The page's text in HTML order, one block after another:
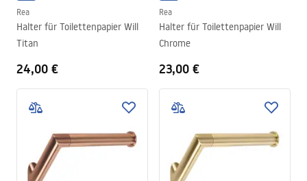
Rea
Halter für Toilettenpapier Will
Titan
24,00 €
Rea
Halter für Toilettenpapier Will
Chrome
23,00 €